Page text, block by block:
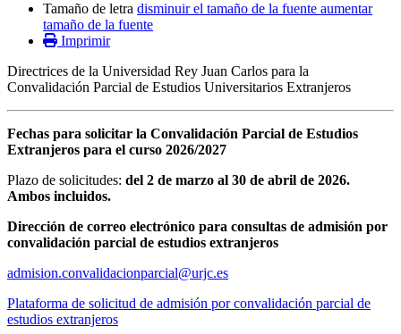
Tamaño de letra disminuir el tamaño de la fuente aumentar
tamaño de la fuente
Imprimir
Directrices de la Universidad Rey Juan Carlos para la
Convalidación Parcial de Estudios Universitarios Extranjeros
Fechas para solicitar la Convalidación Parcial de Estudios
Extranjeros para el curso 2026/2027
Plazo de solicitudes: del 2 de marzo al 30 de abril de 2026.
Ambos incluidos.
Dirección de correo electrónico para consultas de admisión por
convalidación parcial de estudios extranjeros
admision.convalidacionparcial@urjc.es
Plataforma de solicitud de admisión por convalidación parcial de
estudios extranjeros